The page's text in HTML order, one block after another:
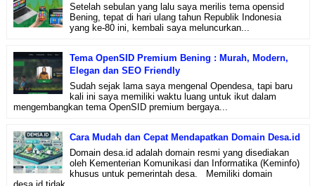
Setelah sebulan yang lalu saya merilis tema opensid
Bening, tepat di hari ulang tahun Republik Indonesia
yang ke-80 ini, kembali saya meluncurkan...
Tema OpenSID Premium Bening : Murah, Modern,
Elegan dan SEO Friendly
Sudah sejak lama saya mengenal Opendesa, tapi baru
kali ini saya memiliki waktu luang untuk ikut dalam
mengembangkan tema OpenSID premium bergaya...
Cara Mudah dan Cepat Mendapatkan Domain Desa.id
Domain desa.id adalah domain resmi yang disediakan
oleh Kementerian Komunikasi dan Informatika (Keminfo)
khusus untuk pemerintah desa. Memiliki domain